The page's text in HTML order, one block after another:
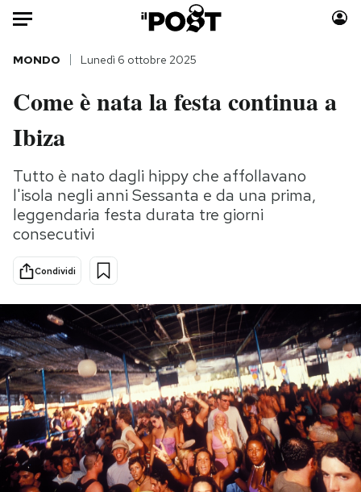
Auto
HOME
Italia
Politica
Tecnologia
Internet
Cultura
Sport
Consumismi
Storie/Idee
Ok Boomer!
Mondiali calcio 2026
PODCAST
NEWSLETTER
MONDO Lunedì 6 ottobre 2025
Come è nata la festa continua a
Ibiza
Tutto è nato dagli hippy che affollavano
l'isola negli anni Sessanta e da una prima,
leggendaria festa durata tre giorni
consecutivi
Condividi